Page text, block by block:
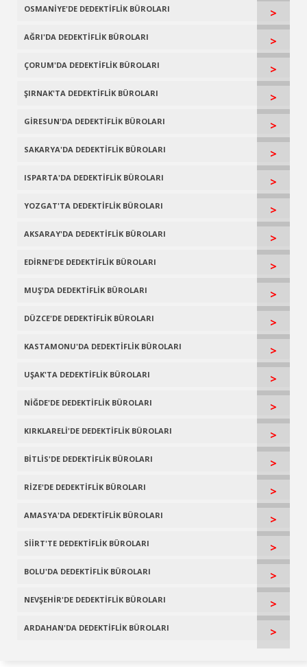
OSMANİYE'DE DEDEKTİFLİK BÜROLARI >
AĞRI'DA DEDEKTİFLİK BÜROLARI >
ÇORUM'DA DEDEKTİFLİK BÜROLARI >
ŞIRNAK'TA DEDEKTİFLİK BÜROLARI >
GİRESUN'DA DEDEKTİFLİK BÜROLARI >
SAKARYA'DA DEDEKTİFLİK BÜROLARI >
ISPARTA'DA DEDEKTİFLİK BÜROLARI >
YOZGAT'TA DEDEKTİFLİK BÜROLARI >
AKSARAY'DA DEDEKTİFLİK BÜROLARI >
EDİRNE'DE DEDEKTİFLİK BÜROLARI >
MUŞ'DA DEDEKTİFLİK BÜROLARI >
DÜZCE'DE DEDEKTİFLİK BÜROLARI >
KASTAMONU'DA DEDEKTİFLİK BÜROLARI >
UŞAK'TA DEDEKTİFLİK BÜROLARI >
NİĞDE'DE DEDEKTİFLİK BÜROLARI >
KIRKLARELİ'DE DEDEKTİFLİK BÜROLARI >
BİTLİS'DE DEDEKTİFLİK BÜROLARI >
RİZE'DE DEDEKTİFLİK BÜROLARI >
AMASYA'DA DEDEKTİFLİK BÜROLARI >
SİİRT'TE DEDEKTİFLİK BÜROLARI >
BOLU'DA DEDEKTİFLİK BÜROLARI >
NEVŞEHİR'DE DEDEKTİFLİK BÜROLARI >
ARDAHAN'DA DEDEKTİFLİK BÜROLARI >